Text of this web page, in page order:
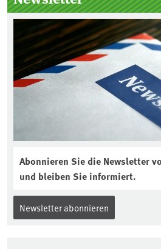
Abonnieren Sie die Newsletter
und bleiben Sie informiert.
Newsletter abonnieren